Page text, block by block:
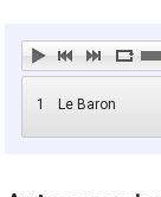
1 Le Baron